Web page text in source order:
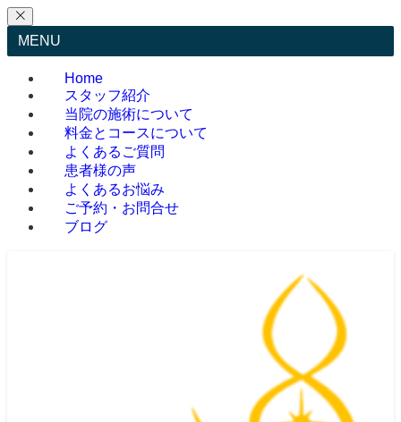
MENU
Home
スタッフ紹介
当院の施術について
料金とコースについて
よくあるご質問
患者様の声
よくあるお悩み
ご予約・お問合せ
ブログ